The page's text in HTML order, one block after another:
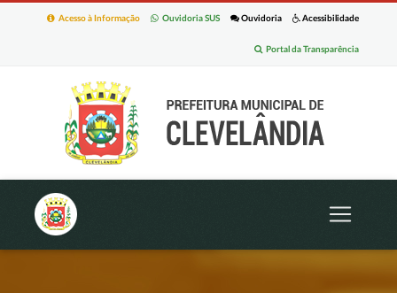
Acessibilidade
Ouvidoria
Ouvidoria SUS
Acesso à Informação
Portal da Transparência